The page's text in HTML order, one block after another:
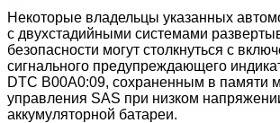
Некоторые владельцы указанных
с двухстадийными системами
безопасности могут столкнуться с
сигнального предупреждающего
DTC B00A0:09, сохраненным в памяти
управления SAS при низком
аккумуляторной батареи.